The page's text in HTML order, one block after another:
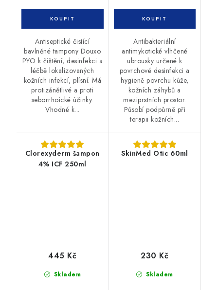
Antiseptické čistící
bavlněné tampony Douxo
PYO k čištění, desinfekci a
léčbě lokalizovaných
kožních infekcí, plísní. Má
protizánětlivé a proti
seborrhoické účinky.
Vhodné k...
Antibakteriální
antimykotické vlhčené
ubrousky určené k
povrchové desinfekci a
hygieně povrchu kůže,
kožních záhybů a
meziprstních prostor.
Působí podpůrně při
terapii kožních...
Clorexyderm šampon
4% ICF 250ml
Skladem
445 Kč
SkinMed Otic 60ml
Skladem
230 Kč